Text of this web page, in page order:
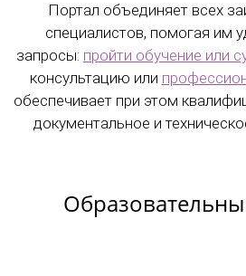
Портал объединяет всех
специалистов, помогая им
запросы: пройти обучение или
консультацию или
обеспечивает при этом
документальное и